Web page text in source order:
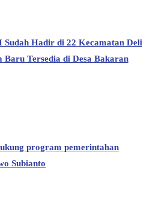
Hadir di 22 Kecamatan Deli
Baru Tersedia di Desa Bakaran
program pemerintahan
Subianto